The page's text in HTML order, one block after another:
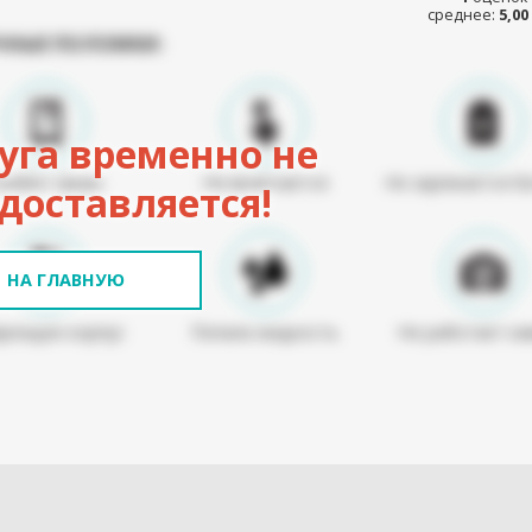
среднее: 5,00
временно не
НА ГЛАВНУЮ
ПОЛОМКИ:
Разбит экран Не включается Не заряжается
корпус Попала жидкость Не работает